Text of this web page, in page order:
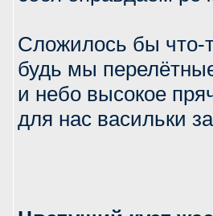
Сложилось бы что-
будь мы
и небо высокое
для нас васильки